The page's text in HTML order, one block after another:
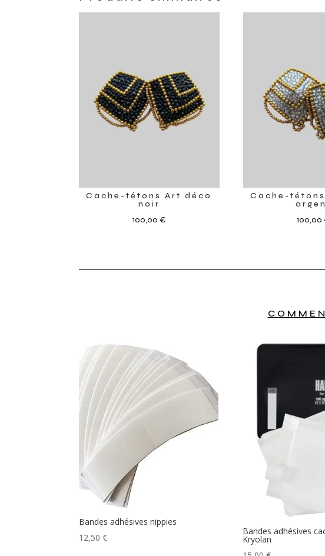
Cache-tétons Art déco
noir
100,00 €
Cache-
100,00
Bandes adhésives nippies
12,50€
Bandes adhésives
Kryolan